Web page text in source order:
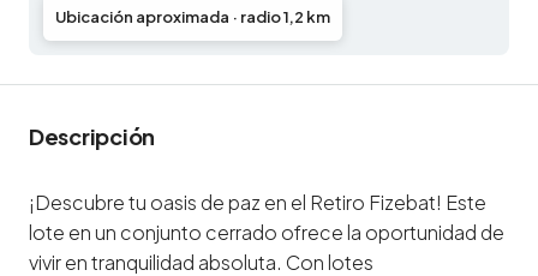
Ubicación aproximada · radio 1,2 km
Descripción
¡Descubre tu oasis de paz en el Retiro Fizebat! Este
lote en un conjunto cerrado ofrece la oportunidad de
vivir en tranquilidad absoluta. Con lotes